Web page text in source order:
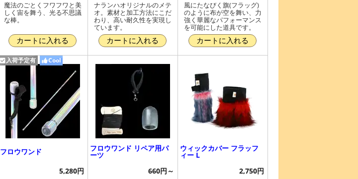
魔法のごとくフワフワと美
しく宙を舞う、光る不思議
な棒。
カートに入れる
ナランハオリジナルのメテ
オ。素材と加工方法にこだ
わり、高い耐久性を実現し
ています。
カートに入れる
風にたなびく旗(フラッグ)
のように布が空を舞い、力
強く華麗なパフォーマンス
を可能にした道具です。
カートに入れる
入荷予定有 Cool
フロウワンド
5,280円
フロウワンド リペア用パ
ーツ
660円～
ウィックカバー フラッフ
ィー L
2,750円